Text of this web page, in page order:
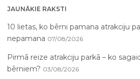
JAUNĀKIE RAKSTI
10 lietas, ko bērni pamana atrakciju
nepamana 07/08/2026
Pirmā reize atrakciju parkā – ko
bērniem? 03/08/2026